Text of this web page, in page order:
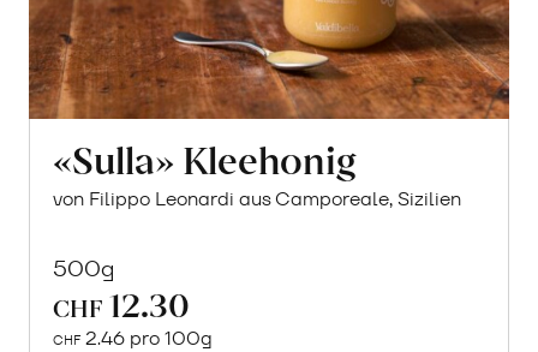
«Sulla» Kleehonig
von Filippo Leonardi aus Camporeale, Sizilien
500g
CHF 12.30
CHF 2.46 pro 100g